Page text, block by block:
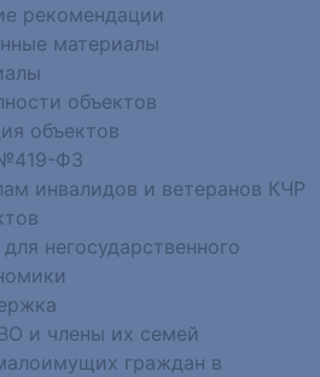
рекомендации
материалы
объектов
объектов
ФЗ
инвалидов и ветеранов КЧР
негосударственного
и члены их семей
граждан в